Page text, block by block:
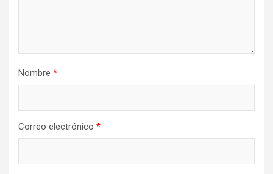
Nombre *
Correo electrónico *